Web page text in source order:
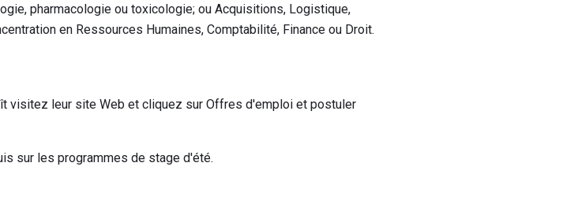
pharmacologie ou toxicologie; ou Acquisitions, Logistique,
en Ressources Humaines, Comptabilité, Finance ou Droit.
visitez leur site Web et cliquez sur Offres d'emploi et postuler
sur les programmes de stage d'été.